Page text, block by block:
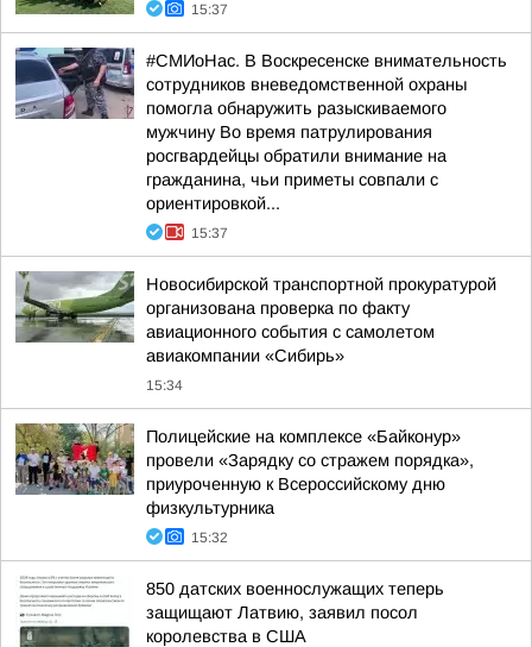
15:37
#СМИоНас. В Воскресенске внимательность
сотрудников вневедомственной охраны
помогла обнаружить разыскиваемого
мужчину Во время патрулирования
росгвардейцы обратили внимание на
гражданина, чьи приметы совпали с
ориентировкой...
15:37
Новосибирской транспортной прокуратурой
организована проверка по факту
авиационного события с самолетом
авиакомпании «Сибирь»
15:34
Полицейские на комплексе «Байконур»
провели «Зарядку со стражем порядка»,
приуроченную к Всероссийскому дню
физкультурника
15:32
850 датских военнослужащих теперь
защищают Латвию, заявил посол
королевства в США